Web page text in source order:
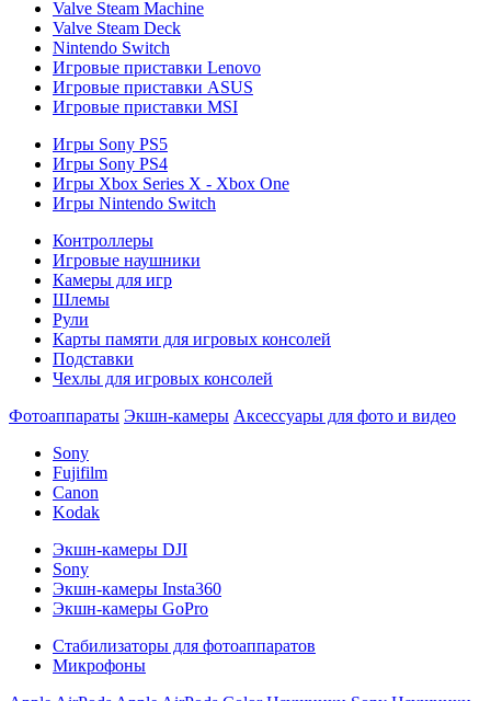
Valve Steam Machine
Valve Steam Deck
Nintendo Switch
Игровые приставки Lenovo
Игровые приставки ASUS
Игровые приставки MSI
Игры Sony PS5
Игры Sony PS4
Игры Xbox Series X - Xbox One
Игры Nintendo Switch
Контроллеры
Игровые наушники
Камеры для игр
Шлемы
Рули
Карты памяти для игровых консолей
Подставки
Чехлы для игровых консолей
Фотоаппараты Экшн-камеры Аксессуары для фото и видео
Sony
Fujifilm
Canon
Kodak
Экшн-камеры DJI
Sony
Экшн-камеры Insta360
Экшн-камеры GoPro
Стабилизаторы для фотоаппаратов
Микрофоны